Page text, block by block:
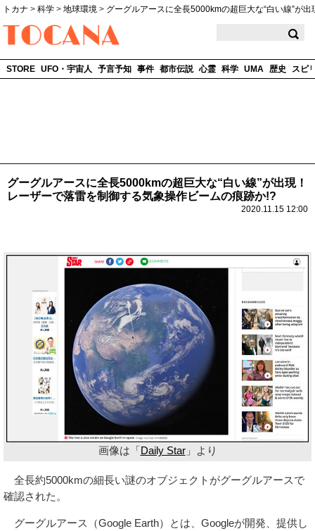
トカナ > 科学 > 地球環境 > グーグルアースに全長5000kmの超巨大な“白い線”が出
STORE UFO・宇宙人 予言予知 事件 都市伝説 心霊 科学 UMA 歴史 スピ
グーグルアースに全長5000kmの超巨大な“白い線”が出現！
レーザーで落雷を制御する気象操作ビームの痕跡か!?
2020.11.15 12:00
画像は「Daily Star」より
全長約5000kmの細長い謎のオブジェクトがグーグルアースで
確認された。
グーグルアース（Google Earth）とは、Googleが開発、提供し